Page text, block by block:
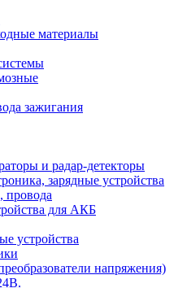
материалы
зажигания
и радар-детекторы
зарядные устройства
провода
для АКБ
устройства
напряжения)